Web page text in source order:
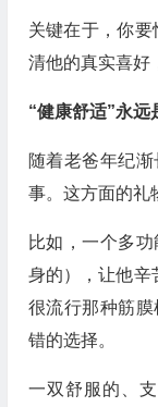
关键在于，你
清他的真实喜好
“健康舒适”永
随着老爸年纪
事。这方面的礼
比如，一个多
身的），让他辛
很流行那种筋
错的选择。
一双舒服的、